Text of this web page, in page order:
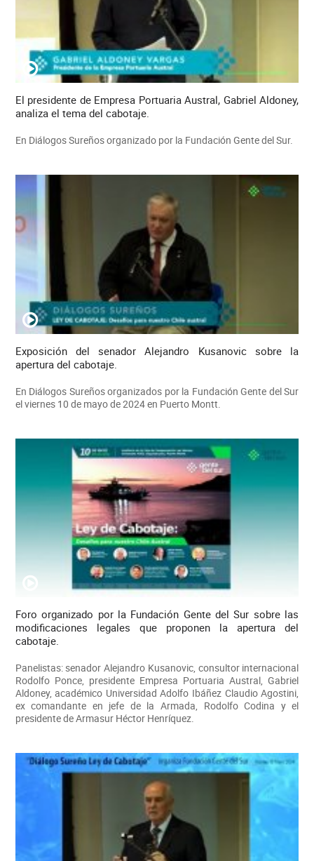
El presidente de Empresa Portuaria Austral, Gabriel Aldoney,
analiza el tema del cabotaje.
En Diálogos Sureños organizado por la Fundación Gente del Sur.
Exposición del senador Alejandro Kusanovic sobre la
apertura del cabotaje.
En Diálogos Sureños organizados por la Fundación Gente del Sur
el viernes 10 de mayo de 2024 en Puerto Montt.
Foro organizado por la Fundación Gente del Sur sobre las
modificaciones legales que proponen la apertura del
cabotaje.
Panelistas: senador Alejandro Kusanovic, consultor internacional
Rodolfo Ponce, presidente Empresa Portuaria Austral, Gabriel
Aldoney, académico Universidad Adolfo Ibáñez Claudio Agostini,
ex comandante en jefe de la Armada, Rodolfo Codina y el
presidente de Armasur Héctor Henríquez.